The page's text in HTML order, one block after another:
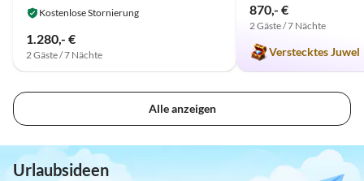
Kostenlose Stornierung
1.280,- €
2 Gäste / 7 Nächte
870,- €
2 Gäste / 7 Nächte
Verstecktes Juwel
Alle anzeigen
Urlaubsideen